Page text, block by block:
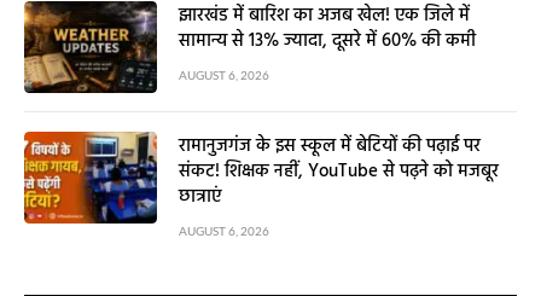
झारखंड में बारिश का अजब खेल! एक जिले में
सामान्य से 13% ज्यादा, दूसरे में 60% की कमी
AUGUST 6, 2026
रामानुजगंज के इस स्कूल में बेटियों की पढ़ाई पर
संकट! शिक्षक नहीं, YouTube से पढ़ने को मजबूर
छात्राएं
AUGUST 6, 2026